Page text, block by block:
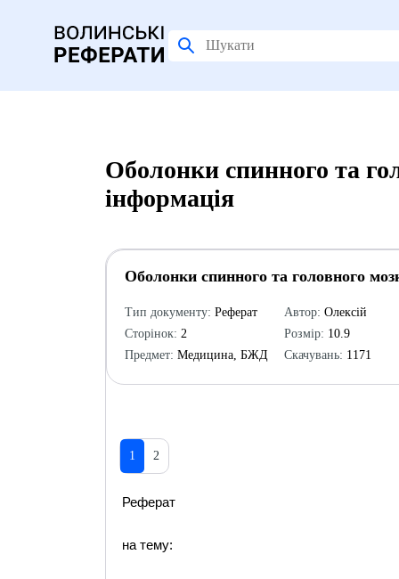
Оболонки спинного та
інформація
Оболонки спинного та головного
Тип документу: Реферат
Сторінок: 2
Предмет: Медицина, БЖД
Автор: Олексій
Розмір: 10.9
Скачувань: 1171
1 2
Реферат
на тему: